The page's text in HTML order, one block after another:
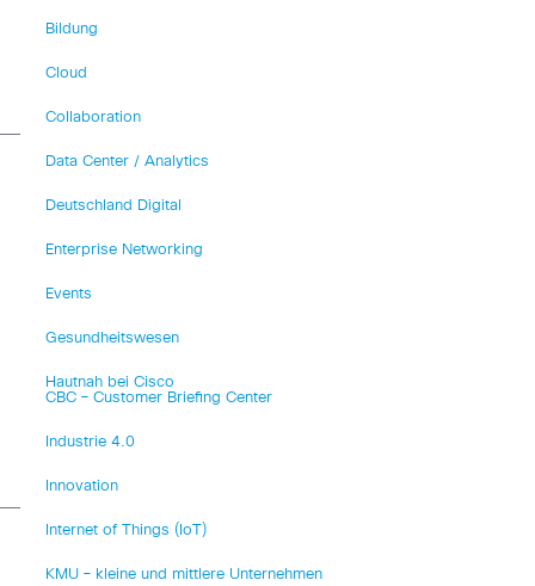
Bildung
Cloud
Collaboration
Data Center / Analytics
Deutschland Digital
Enterprise Networking
Events
Gesundheitswesen
Hautnah bei Cisco
CBC – Customer Briefing Center
Industrie 4.0
Innovation
Internet of Things (IoT)
KMU – kleine und mittlere Unternehmen